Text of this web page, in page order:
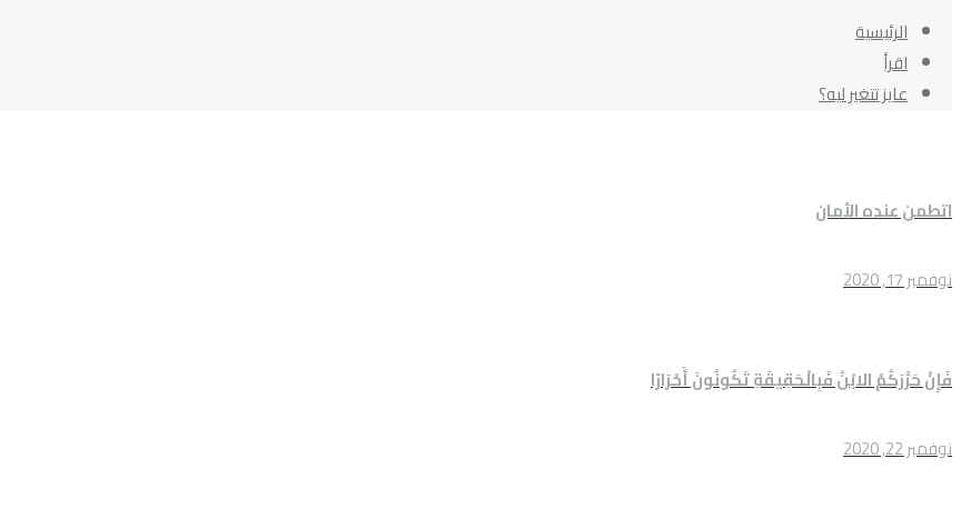
الرئيسية
اقرأ
عايز تتغير ليه؟
اتطمن عنده الأمان
نوفمبر 17, 2020
فَإِنْ حَرَّرَكُمْ الابْنُ فَبِالْحَقِيقَةِ تَكُونُونَ أَحْرَارًا
نوفمبر 22, 2020